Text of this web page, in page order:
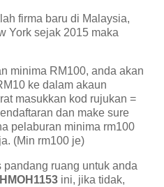
firma baru di Malaysia,
York sejak 2015 maka
minima RM100, anda akan
ke dalam akaun
masukkan kod rujukan =
dan make sure
pelaburan minima rm100
(Min rm100 je)
ruang untuk anda
ini, jika tidak,